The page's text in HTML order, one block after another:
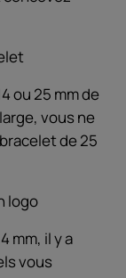
ou 25 mm de
vous ne
de 25
logo
mm, il y a
vous